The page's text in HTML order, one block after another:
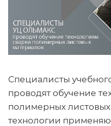
Специалисты
проводят обучение
полимерных
технологии